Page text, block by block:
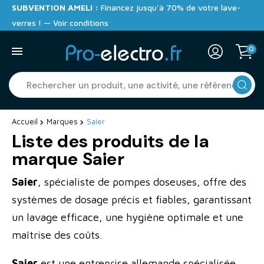
SUBVENTION AMELI : Financez jusqu'à 70% de votre lave-
verres ! — Voir conditions
0
Accueil Marques Saier
Liste des produits de la
marque Saier
Saier, spécialiste de pompes doseuses, offre des
systèmes de dosage précis et fiables, garantissant
un lavage efficace, une hygiène optimale et une
maîtrise des coûts.